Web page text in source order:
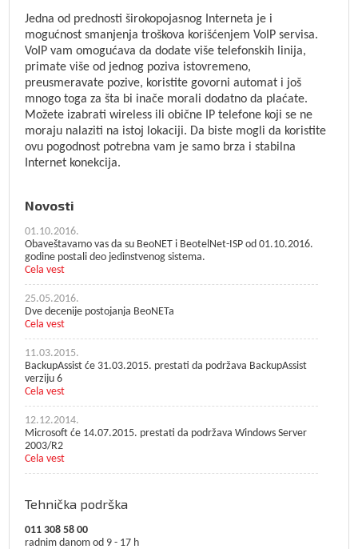
Jedna od prednosti širokopojasnog Interneta je i
mogućnost smanjenja troškova korišćenjem VoIP servisa.
VoIP vam omogućava da dodate više telefonskih linija,
primate više od jednog poziva istovremeno,
preusmeravate pozive, koristite govorni automat i još
mnogo toga za šta bi inače morali dodatno da plaćate.
Možete izabrati wireless ili obične IP telefone koji se ne
moraju nalaziti na istoj lokaciji. Da biste mogli da koristite
ovu pogodnost potrebna vam je samo brza i stabilna
Internet konekcija.
Novosti
01.10.2016.
Obaveštavamo vas da su BeoNET i BeotelNet-ISP od 01.10.2016.
godine postali deo jedinstvenog sistema.
Cela vest
25.05.2016.
Dve decenije postojanja BeoNETa
Cela vest
11.03.2015.
BackupAssist će 31.03.2015. prestati da podržava BackupAssist
verziju 6
Cela vest
12.12.2014.
Microsoft će 14.07.2015. prestati da podržava Windows Server
2003/R2
Cela vest
Tehnička podrška
011 308 58 00
radnim danom od 9 - 17 h